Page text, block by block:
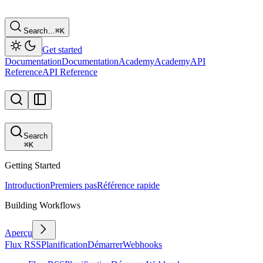
Search…⌘K
Get started
DocumentationDocumentationAcademyAcademyAPI
ReferenceAPI Reference
Search
⌘K
Getting Started
IntroductionPremiers pasRéférence rapide
Building Workflows
Aperçu
Flux RSSPlanificationDémarrerWebhooks